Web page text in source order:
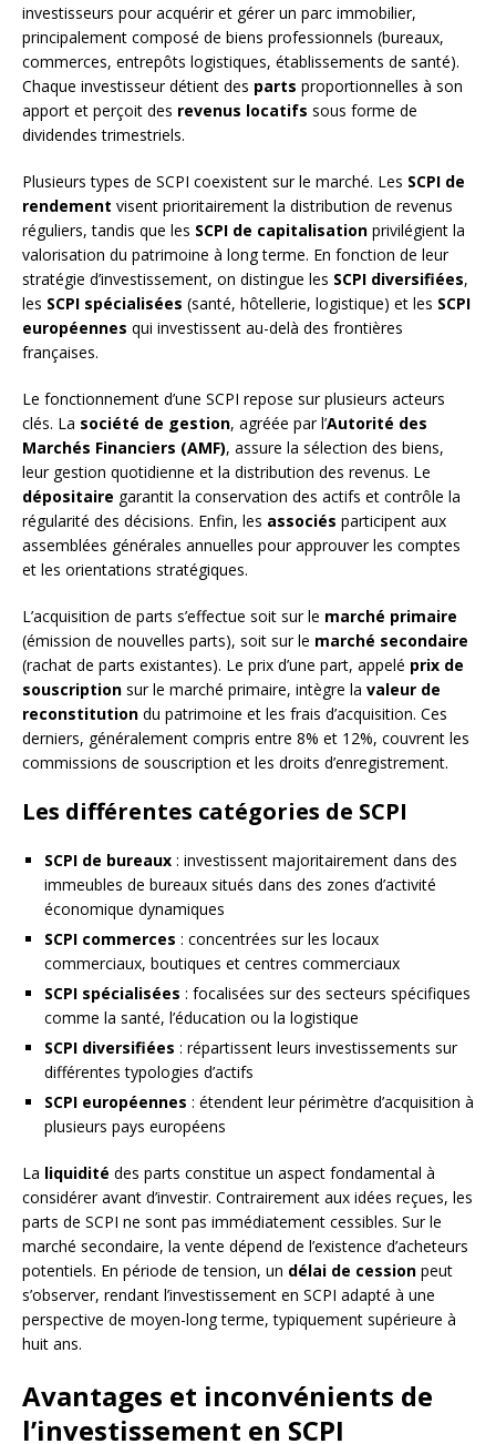
investisseurs pour acquérir et gérer un parc immobilier,
principalement composé de biens professionnels (bureaux,
commerces, entrepôts logistiques, établissements de santé).
Chaque investisseur détient des parts proportionnelles à son
apport et perçoit des revenus locatifs sous forme de
dividendes trimestriels.
Plusieurs types de SCPI coexistent sur le marché. Les SCPI de
rendement visent prioritairement la distribution de revenus
réguliers, tandis que les SCPI de capitalisation privilégient la
valorisation du patrimoine à long terme. En fonction de leur
stratégie d’investissement, on distingue les SCPI diversifiées,
les SCPI spécialisées (santé, hôtellerie, logistique) et les SCPI
européennes qui investissent au-delà des frontières
françaises.
Le fonctionnement d’une SCPI repose sur plusieurs acteurs
clés. La société de gestion, agréée par l’Autorité des
Marchés Financiers (AMF), assure la sélection des biens,
leur gestion quotidienne et la distribution des revenus. Le
dépositaire garantit la conservation des actifs et contrôle la
régularité des décisions. Enfin, les associés participent aux
assemblées générales annuelles pour approuver les comptes
et les orientations stratégiques.
L’acquisition de parts s’effectue soit sur le marché primaire
(émission de nouvelles parts), soit sur le marché secondaire
(rachat de parts existantes). Le prix d’une part, appelé prix de
souscription sur le marché primaire, intègre la valeur de
reconstitution du patrimoine et les frais d’acquisition. Ces
derniers, généralement compris entre 8% et 12%, couvrent les
commissions de souscription et les droits d’enregistrement.
Les différentes catégories de SCPI
SCPI de bureaux : investissent majoritairement dans des
immeubles de bureaux situés dans des zones d’activité
économique dynamiques
SCPI commerces : concentrées sur les locaux
commerciaux, boutiques et centres commerciaux
SCPI spécialisées : focalisées sur des secteurs spécifiques
comme la santé, l’éducation ou la logistique
SCPI diversifiées : répartissent leurs investissements sur
différentes typologies d’actifs
SCPI européennes : étendent leur périmètre d’acquisition à
plusieurs pays européens
La liquidité des parts constitue un aspect fondamental à
considérer avant d’investir. Contrairement aux idées reçues, les
parts de SCPI ne sont pas immédiatement cessibles. Sur le
marché secondaire, la vente dépend de l’existence d’acheteurs
potentiels. En période de tension, un délai de cession peut
s’observer, rendant l’investissement en SCPI adapté à une
perspective de moyen-long terme, typiquement supérieure à
huit ans.
Avantages et inconvénients de
l’investissement en SCPI